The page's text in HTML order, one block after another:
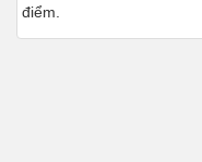
điểm.